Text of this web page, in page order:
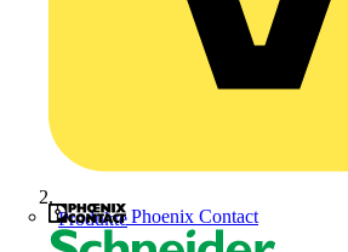
Phoenix Contact
Produkte